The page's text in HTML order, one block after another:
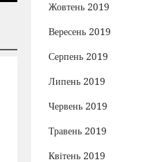
Жовтень 2019
Вересень 2019
Серпень 2019
Липень 2019
Червень 2019
Травень 2019
Квітень 2019